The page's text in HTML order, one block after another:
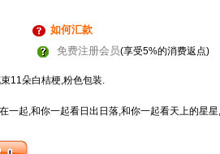
如何汇款
免费注册会员(享受5%的消费返点)
11朵白桔梗,粉色包装.
一起,和你一起看日出日落,和你一起看天上的星